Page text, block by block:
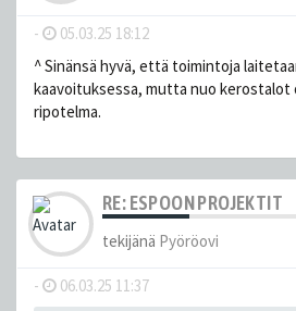
- 05.03.25 18:12
^ Sinänsä hyvä, että toimintoja
kaavoituksessa, mutta nuo kerostalot
ripotelma.
RE: ESPOON PROJEKTIT
tekijänä Pyöröovi
- 06.03.25 11:37